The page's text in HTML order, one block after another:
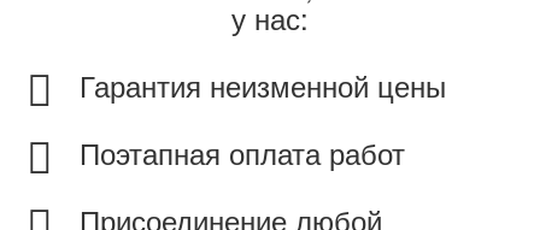
у нас:
Гарантия неизменной цены
Поэтапная оплата работ
Присоединение любой